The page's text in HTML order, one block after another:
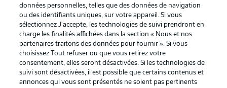
La publicité Conditions d’utilisation des
Mentions Légales Gérer mes préférences
Déclaration de Diffuseurs
données personnelles, telles que des données de navigation
ou des identifiants uniques, sur votre appareil. Si vous
sélectionnez J'accepte, les technologies de suivi prendront en
charge les finalités affichées dans la section « Nous et nos
partenaires traitons des données pour fournir ». Si vous
choisissez Tout refuser ou que vous retirez votre
consentement, elles seront désactivées. Si les technologies de
suivi sont désactivées, il est possible que certains contenus et
annonces qui vous sont présentés ne soient pas pertinents